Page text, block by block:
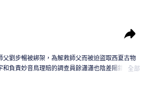
父劉步暢被綁架，為解救師父而被迫盜取西夏古物
和負責妙音鳥理賠的調查員餘瀟瀟也陰差陽錯捲入
全部